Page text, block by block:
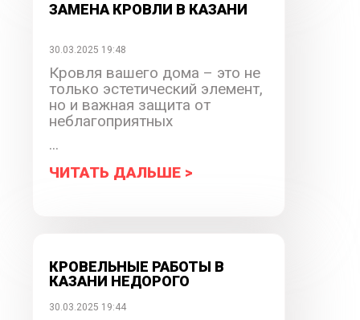
ЗАМЕНА КРОВЛИ В КАЗАНИ
30.03.2025 19:48
Кровля вашего дома – это не
только эстетический элемент,
но и важная защита от
неблагоприятных
...
ЧИТАТЬ ДАЛЬШЕ >
КРОВЕЛЬНЫЕ РАБОТЫ В
КАЗАНИ НЕДОРОГО
30.03.2025 19:44